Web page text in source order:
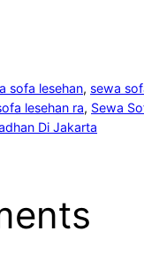
sofa lesehan, sewa
lesehan ra, Sewa
Di Jakarta